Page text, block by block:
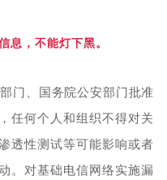
息，不能灯下黑。
门、国务院公安部门批准
任何个人和组织不得对关
透性测试等可能影响或者
。对基础电信网络实施漏